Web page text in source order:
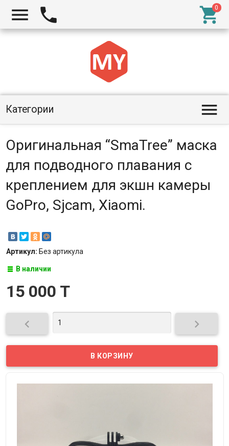
  
Категории 
Оригинальная “SmaTree” маска
для подводного плавания с
креплением для экшн камеры
GoPro, Sjcam, Xiaomi.
Артикул: Без артикула
В наличии
15 000 T
 